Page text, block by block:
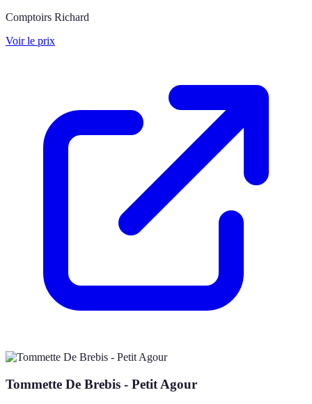
Comptoirs Richard
Voir le prix
Tommette De Brebis - Petit Agour